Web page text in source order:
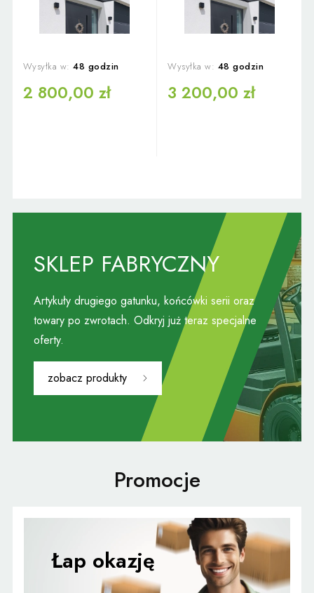
Wysyłka w: 48 godzin
2 800,00 zł
Wysyłka w: 48 godzin
3 200,00 zł
SKLEP FABRYCZNY
Artykuły drugiego gatunku, końcówki serii oraz
towary po zwrotach. Odkryj już teraz specjalne
oferty.
zobacz produkty
Promocje